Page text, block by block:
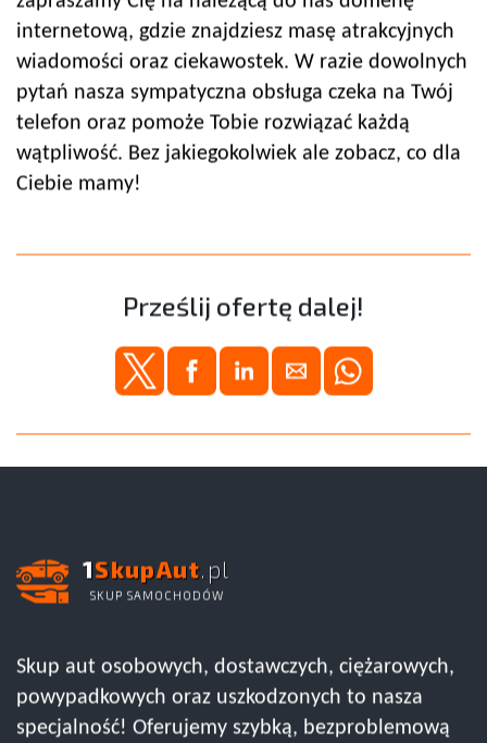
internetową, gdzie znajdziesz masę atrakcyjnych
wiadomości oraz ciekawostek. W razie dowolnych
pytań nasza sympatyczna obsługa czeka na Twój
telefon oraz pomoże Tobie rozwiązać każdą
wątpliwość. Bez jakiegokolwiek ale zobacz, co dla
Ciebie mamy!
Prześlij ofertę dalej!
1SkupAut.pl
SKUP SAMOCHODÓW
Skup aut osobowych, dostawczych, ciężarowych,
powypadkowych oraz uszkodzonych to nasza
specjalność! Oferujemy szybką, bezproblemową